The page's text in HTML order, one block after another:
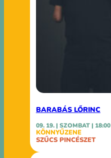
BARABÁS LŐRINC
09. 19. | SZOMBAT | 18:00
KÖNNYŰZENE
SZŰCS PINCÉSZET